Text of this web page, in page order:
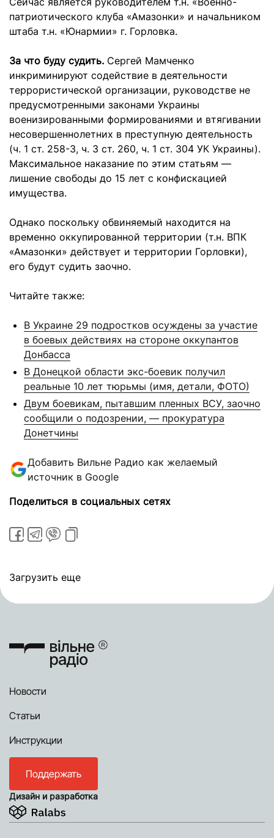
патриотического клуба «Амазонки» и начальником
штаба т.н. «Юнармии» г. Горловка.
За что буду судить. Сергей Мамченко
инкриминируют содействие в деятельности
террористической организации, руководстве не
предусмотренными законами Украины
военизированными формированиями и втягивании
несовершеннолетних в преступную деятельность
(ч. 1 ст. 258-3, ч. 3 ст. 260, ч. 1 ст. 304 УК Украины).
Максимальное наказание по этим статьям —
лишение свободы до 15 лет с конфискацией
имущества.
Однако поскольку обвиняемый находится на
временно оккупированной территории (т.н. ВПК
«Амазонки» действует и территории Горловки),
его будут судить заочно.
Читайте также:
В Украине 29 подростков осуждены за участие
в боевых действиях на стороне оккупантов
Донбасса
В Донецкой области экс-боевик получил
реальные 10 лет тюрьмы (имя, детали, ФОТО)
Двум боевикам, пытавшим пленных ВСУ, заочно
сообщили о подозрении, — прокуратура
Донетчины
Добавить Вильне Радио как желаемый
источник в Google
Поделиться в социальных сетях
Загрузить еще
Новости
Статьи
Инструкции
Поддержать
Дизайн и разработка